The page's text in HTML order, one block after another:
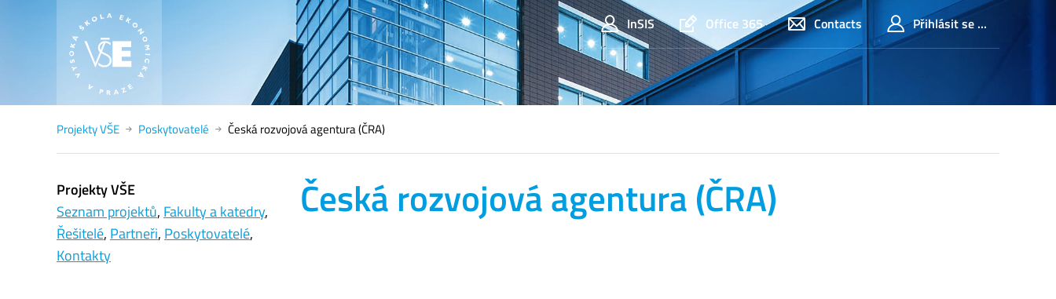
InSIS Office 365 Contacts Přihlásit se ...
Projekty VŠE Poskytovatelé Česká rozvojová agentura (ČRA)
Česká rozvojová agentura (ČRA)
Projekty VŠE
Seznam projektů, Fakulty a katedry,
Řešitelé, Partneři, Poskytovatelé,
Kontakty